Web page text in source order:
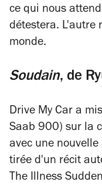
ce qui nous
détestera. L'autre
monde.
Soudain, de
Drive My Car a
Saab 900) sur la
avec une
tirée d'un récit
The Illness